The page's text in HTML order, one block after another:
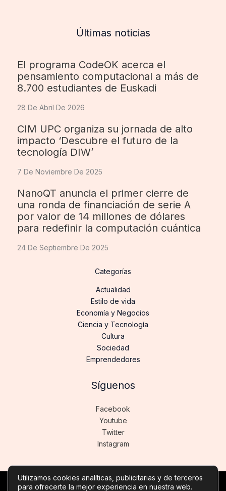
Últimas noticias
El programa CodeOK acerca el
pensamiento computacional a más de
8.700 estudiantes de Euskadi
28 De Abril De 2026
CIM UPC organiza su jornada de alto
impacto ‘Descubre el futuro de la
tecnología DIW’
7 De Noviembre De 2025
NanoQT anuncia el primer cierre de
una ronda de financiación de serie A
por valor de 14 millones de dólares
para redefinir la computación cuántica
24 De Septiembre De 2025
Categorías
Actualidad
Estilo de vida
Economía y Negocios
Ciencia y Tecnología
Cultura
Sociedad
Emprendedores
Síguenos
Facebook
Youtube
Twitter
Instagram
Utilizamos cookies analíticas, publicitarias y de terceros
para ofrecerte la mejor experiencia en nuestra web.